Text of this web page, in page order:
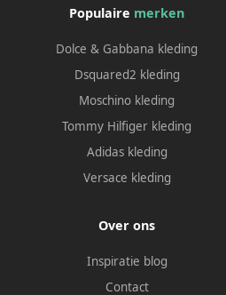
Populaire merken
Dolce & Gabbana kleding
Dsquared2 kleding
Moschino kleding
Tommy Hilfiger kleding
Adidas kleding
Versace kleding
Over ons
Inspiratie blog
Contact